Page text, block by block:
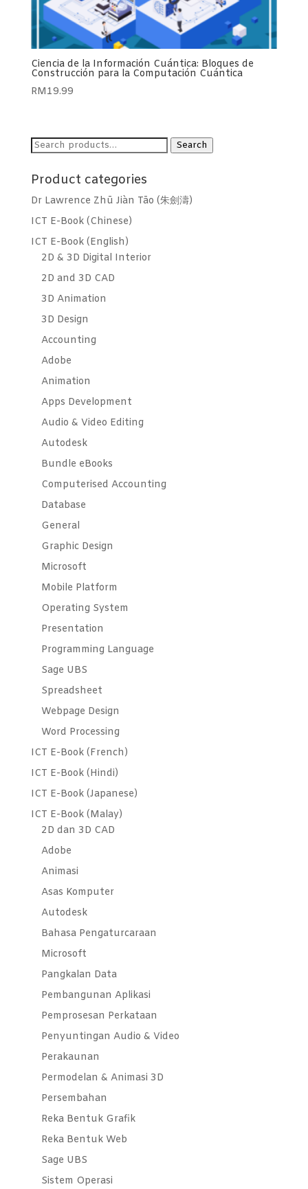
Ciencia de la Información Cuántica: Bloques de
Construcción para la Computación Cuántica
RM19.99
Search
Search
Product categories
Dr Lawrence Zhū Jiàn Tāo (朱劍濤)
ICT E-Book (Chinese)
ICT E-Book (English)
2D & 3D Digital Interior
2D and 3D CAD
3D Animation
3D Design
Accounting
Adobe
Animation
Apps Development
Audio & Video Editing
Autodesk
Bundle eBooks
Computerised Accounting
Database
General
Graphic Design
Microsoft
Mobile Platform
Operating System
Presentation
Programming Language
Sage UBS
Spreadsheet
Webpage Design
Word Processing
ICT E-Book (French)
ICT E-Book (Hindi)
ICT E-Book (Japanese)
ICT E-Book (Malay)
2D dan 3D CAD
Adobe
Animasi
Asas Komputer
Autodesk
Bahasa Pengaturcaraan
Microsoft
Pangkalan Data
Pembangunan Aplikasi
Pemprosesan Perkataan
Penyuntingan Audio & Video
Perakaunan
Permodelan & Animasi 3D
Persembahan
Reka Bentuk Grafik
Reka Bentuk Web
Sage UBS
Sistem Operasi